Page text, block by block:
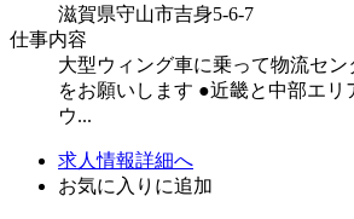
滋賀県守山市吉身5-6-7
仕事内容
大型ウィング車に乗って物流セ
をお願いします ●近畿と中部エリ
ウ...
求人情報詳細へ
お気に入りに追加